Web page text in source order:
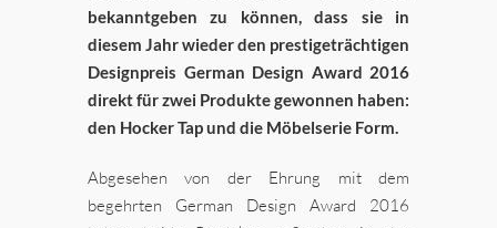
bekanntgeben zu können, dass sie in
diesem Jahr wieder den prestigeträchtigen
Designpreis German Design Award 2016
direkt für zwei Produkte gewonnen haben:
den Hocker Tap und die Möbelserie Form.
Abgesehen von der Ehrung mit dem
begehrten German Design Award 2016